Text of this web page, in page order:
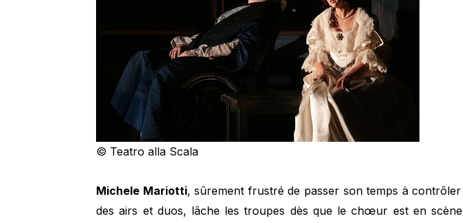
© Teatro alla Scala
Michele Mariotti, sûrement frustré de passer son temps à
des airs et duos, lâche les troupes dès que le chœur est en